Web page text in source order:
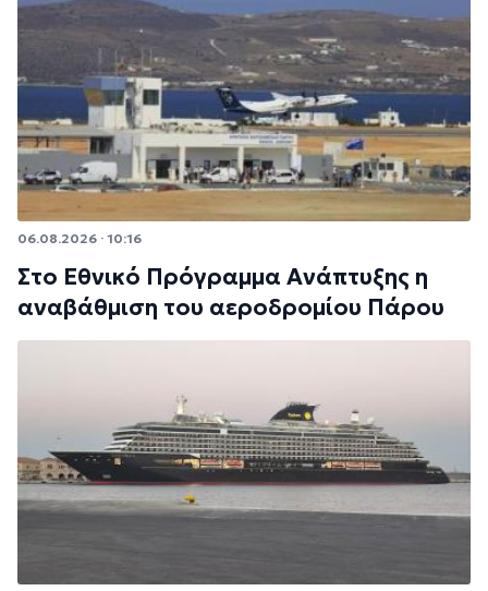
06.08.2026 · 10:16
Στο Εθνικό Πρόγραμμα Ανάπτυξης η
αναβάθμιση του αεροδρομίου Πάρου